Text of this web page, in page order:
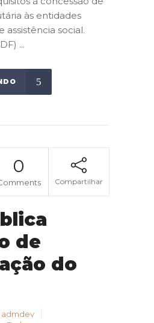
às entidades
social.
...
0
Compartilhar
de
do
admdev